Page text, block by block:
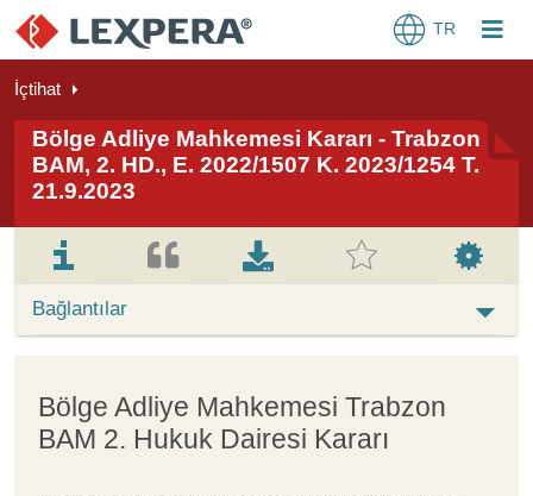
TR
İçtihat
Bölge Adliye Mahkemesi Kararı - Trabzon
BAM, 2. HD., E. 2022/1507 K. 2023/1254 T.
21.9.2023
Bağlantılar
Bölge Adliye Mahkemesi Trabzon
BAM 2. Hukuk Dairesi Kararı